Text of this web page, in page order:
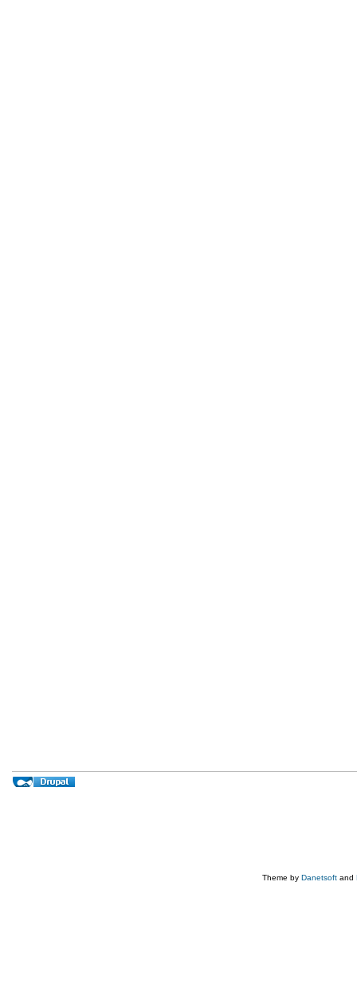
Theme by Danetsoft and